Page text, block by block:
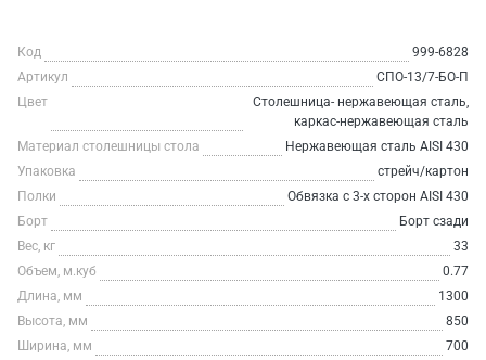
Код
999-6828
Артикул
СПО-13/7-БО-П
Цвет
Столешница- нержавеющая сталь,
каркас-нержавеющая сталь
Материал столешницы стола
Нержавеющая сталь AISI 430
Упаковка
стрейч/картон
Полки
Обвязка с 3-х сторон AISI 430
Борт
Борт сзади
Вес, кг
33
Объем, м.куб
0.77
Длина, мм
1300
Высота, мм
850
Ширина, мм
700